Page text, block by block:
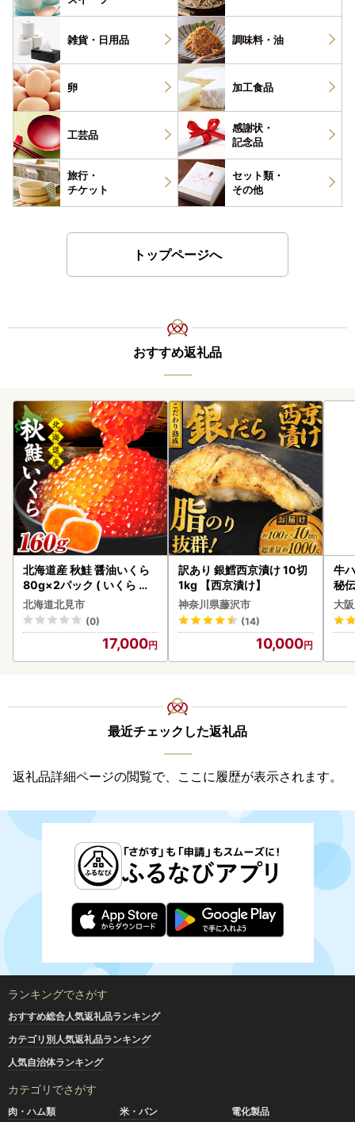
雑貨・ 日用品 調味料・ 油
卵 加工食品
工芸品
感謝状・
記念品
旅行・
チケット
セット類・
その他
トップページへ
おすすめ返礼品
北海道産 秋鮭 醤油いくら
80g×2パック ( いくら イ
クラ 魚卵 鮭 サケ さけ 鮭い
くら 醤油漬け パック 北海
道産 ふるさと納税 秋鮭 )【
北海道北見市
(0)
17,000
訳あり 銀鱈西京漬け 10切
1kg 【西京漬け】
神奈川県藤沢市
(14)
10,000
牛
秘
焼
大
最近チェックした返礼品
返礼品詳細ページの閲覧で、ここに履歴が表示されます。
ランキングでさがす
おすすめ総合人気返礼品ランキング
カテゴリ別人気返礼品ランキング
人気自治体ランキング
カテゴリでさがす
肉・ハム類 米・パン
電化製品